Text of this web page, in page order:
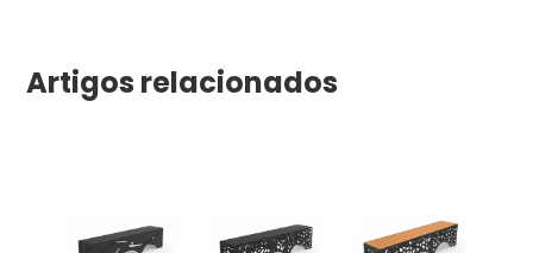
Artigos relacionados